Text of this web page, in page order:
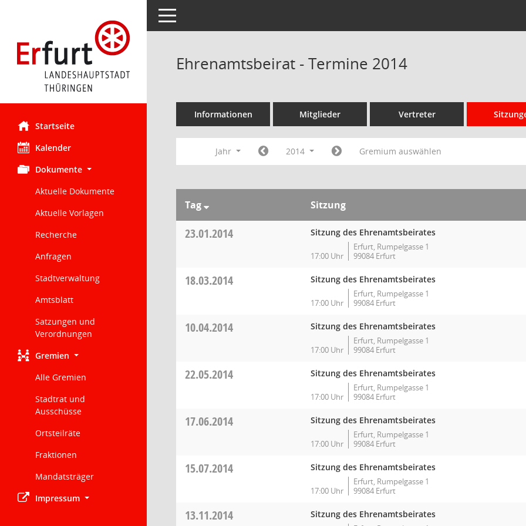
Startseite
Kalender
Dokumente
Aktuelle Dokumente
Aktuelle Vorlagen
Recherche
Anfragen
Stadtverwaltung
Amtsblatt
Satzungen und
Verordnungen
Gremien
Alle Gremien
Stadtrat und
Ausschüsse
Ortsteilräte
Fraktionen
Mandatsträger
Impressum
Toggle navigation
Ehrenamtsbeirat - Termine 2014
Informationen Mitglieder Vertreter
Jahr 2014 Gremium auswählen
Tag Sitzung
23.01.2014 Sitzung des Ehrenamtsbeirates
17:00 Uhr
Erfurt, Rumpelgasse 1
99084 Erfurt
18.03.2014 Sitzung des Ehrenamtsbeirates
17:00 Uhr
Erfurt, Rumpelgasse 1
99084 Erfurt
10.04.2014 Sitzung des Ehrenamtsbeirates
17:00 Uhr
Erfurt, Rumpelgasse 1
99084 Erfurt
22.05.2014 Sitzung des Ehrenamtsbeirates
17:00 Uhr
Erfurt, Rumpelgasse 1
99084 Erfurt
17.06.2014 Sitzung des Ehrenamtsbeirates
17:00 Uhr
Erfurt, Rumpelgasse 1
99084 Erfurt
15.07.2014 Sitzung des Ehrenamtsbeirates
17:00 Uhr
Erfurt, Rumpelgasse 1
99084 Erfurt
13.11.2014 Sitzung des Ehrenamtsbeirates